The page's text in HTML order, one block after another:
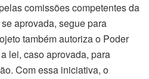
comissões competentes da
aprovada, segue para
também autoriza o Poder
lei, caso aprovada, para
Com essa iniciativa, o